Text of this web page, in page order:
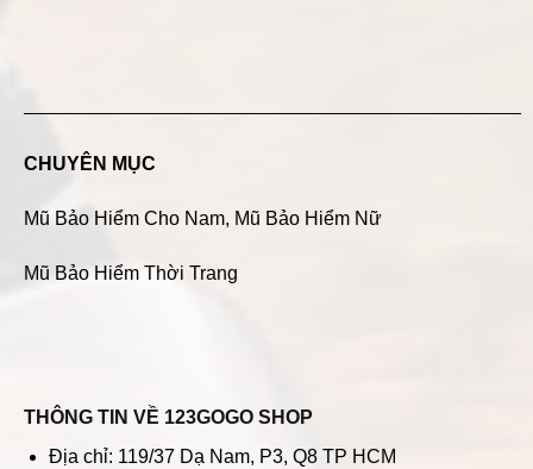
CHUYÊN MỤC
Mũ Bảo Hiểm Cho Nam, Mũ Bảo Hiểm Nữ
Mũ Bảo Hiểm Thời Trang
THÔNG TIN VỀ 123GOGO SHOP
Địa chỉ: 119/37 Dạ Nam, P3, Q8 TP HCM